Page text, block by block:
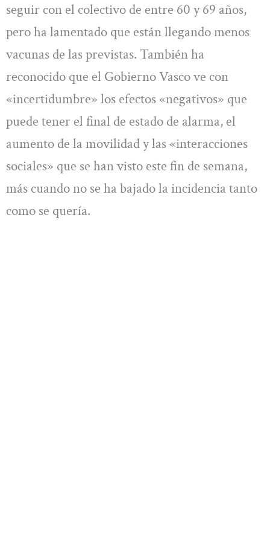
seguir con el colectivo de entre 60 y 69 años,
pero ha lamentado que están llegando menos
vacunas de las previstas. También ha
reconocido que el Gobierno Vasco ve con
«incertidumbre» los efectos «negativos» que
puede tener el final de estado de alarma, el
aumento de la movilidad y las «interacciones
sociales» que se han visto este fin de semana,
más cuando no se ha bajado la incidencia tanto
como se quería.